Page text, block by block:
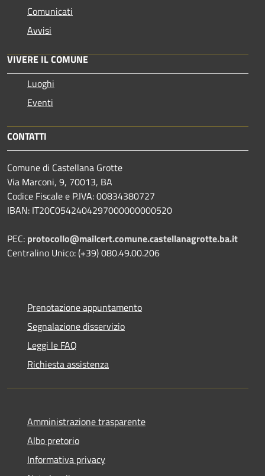
Comunicati
Avvisi
VIVERE IL COMUNE
Luoghi
Eventi
CONTATTI
Comune di Castellana Grotte
Via Marconi, 9, 70013, BA
Codice Fiscale e P.IVA: 00834380727
IBAN: IT20C0542404297000000000520
PEC: protocollo@mailcert.comune.castellanagrotte.ba.it
Centralino Unico: (+39) 080.49.00.206
Prenotazione appuntamento
Segnalazione disservizio
Leggi le FAQ
Richiesta assistenza
Amministrazione trasparente
Albo pretorio
Informativa privacy